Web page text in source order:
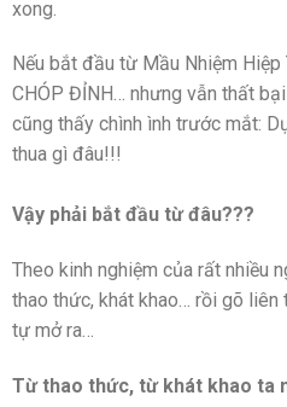
xong.
Nếu bắt đầu từ Mầu Nhiệm
CHÓP ĐỈNH… nhưng vẫn thất
cũng thấy chình ình trước mắt:
thua gì đâu!!!
Vậy phải bắt đầu từ đâu???
Theo kinh nghiệm của rất nhiều
thao thức, khát khao… rồi gõ
tự mở ra…
Từ thao thức, từ khát khao ta